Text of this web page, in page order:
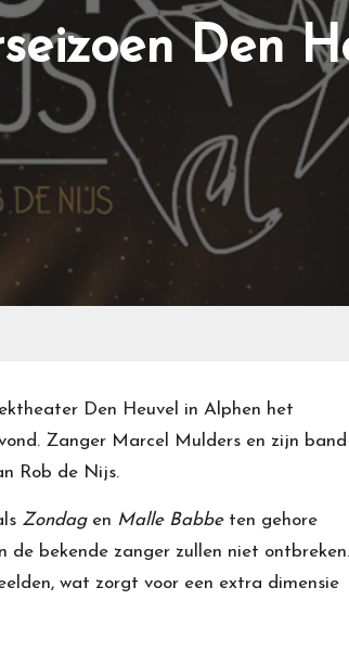
Den
Den Heuvel in Alphen het
Zanger Marcel Mulders en zijn band
Rob de Nijs.
Zondagen Malle Babbeten gehore
de bekende zanger zullen niet ontbreken.
wat zorgt voor een extra dimensie